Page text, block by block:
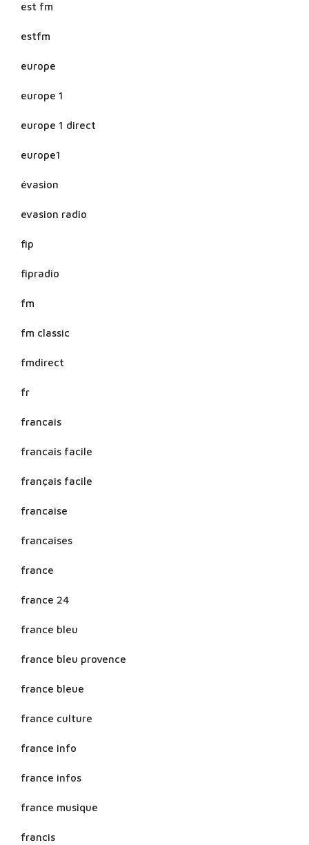
est fm
estfm
europe
europe 1
europe 1 direct
europe1
évasion
evasion radio
fip
fipradio
fm
fm classic
fmdirect
fr
francais
francais facile
français facile
francaise
francaises
france
france 24
france bleu
france bleu provence
france bleue
france culture
france info
france infos
france musique
francis